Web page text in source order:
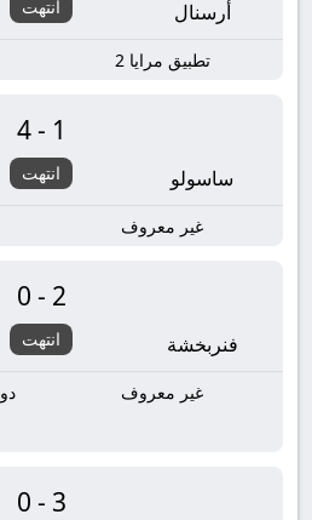
أرسنال انتهت
تطبيق مرايا 2
ساسولو
4-1
انتهت
غير معروف
فنربخشة
0-2
انتهت
غير معروف
0-3